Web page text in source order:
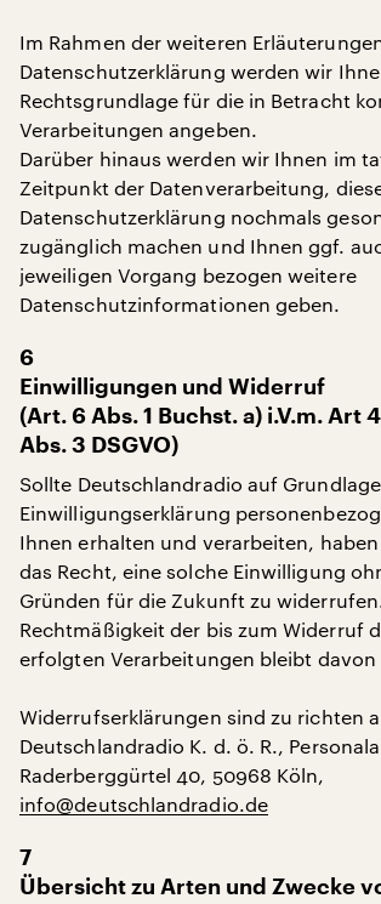
Im Rahmen der weiteren
Datenschutzerklärung werden wir
Rechtsgrundlage für die in Betracht
Verarbeitungen angeben.
Darüber hinaus werden wir Ihnen im
Zeitpunkt der Datenverarbeitung,
Datenschutzerklärung nochmals
zugänglich machen und Ihnen ggf.
jeweiligen Vorgang bezogen weitere
Datenschutzinformationen geben.
6
Einwilligungen und Widerruf
(Art. 6 Abs. 1 Buchst. a) i.V.m. Art
Abs. 3 DSGVO)
Sollte Deutschlandradio auf
Einwilligungserklärung
Ihnen erhalten und verarbeiten, haben
das Recht, eine solche Einwilligung
Gründen für die Zukunft zu
Rechtmäßigkeit der bis zum Widerruf
erfolgten Verarbeitungen bleibt
Widerrufserklärungen sind zu richten
Deutschlandradio K. d. ö. R.,
Raderberggürtel 40, 50968 Köln,
info@deutschlandradio.de
7
Übersicht zu Arten und Zwecke